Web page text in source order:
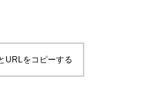
URLをコピーする